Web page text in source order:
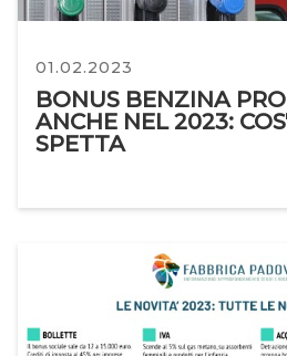
01.02.2023
BONUS BENZINA
ANCHE NEL 2023:
SPETTA